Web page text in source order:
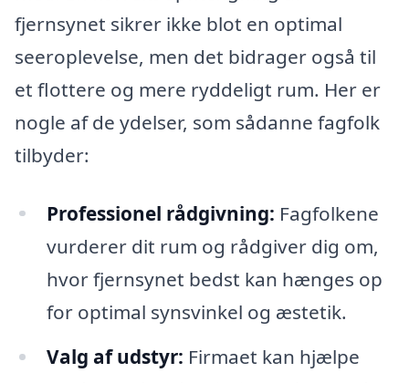
fjernsynet sikrer ikke blot en optimal
seeroplevelse, men det bidrager også til
et flottere og mere ryddeligt rum. Her er
nogle af de ydelser, som sådanne fagfolk
tilbyder:
Professionel rådgivning: Fagfolkene
vurderer dit rum og rådgiver dig om,
hvor fjernsynet bedst kan hænges op
for optimal synsvinkel og æstetik.
Valg af udstyr: Firmaet kan hjælpe